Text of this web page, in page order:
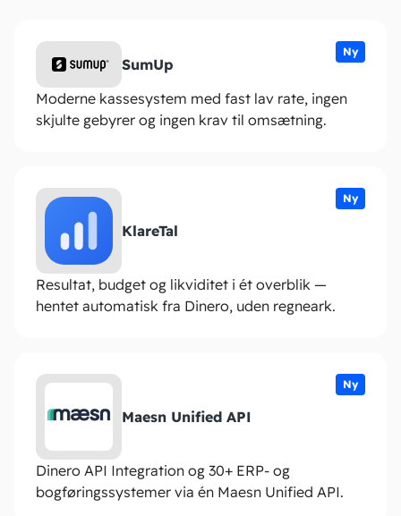
Ny
SumUp
Moderne kassesystem med fast lav rate, ingen
skjulte gebyrer og ingen krav til omsætning.
Ny
KlareTal
Resultat, budget og likviditet i ét overblik —
hentet automatisk fra Dinero, uden regneark.
Ny
Maesn Unified API
Dinero API Integration og 30+ ERP- og
bogføringssystemer via én Maesn Unified API.